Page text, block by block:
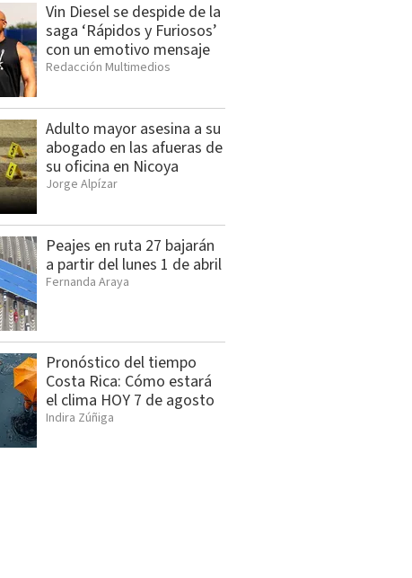
Vin Diesel se despide de la
saga ‘Rápidos y Furiosos’
con un emotivo mensaje
Redacción Multimedios
Adulto mayor asesina a su
abogado en las afueras de
su oficina en Nicoya
Jorge Alpízar
Peajes en ruta 27 bajarán
a partir del lunes 1 de abril
Fernanda Araya
Pronóstico del tiempo
Costa Rica: Cómo estará
el clima HOY 7 de agosto
Indira Zúñiga